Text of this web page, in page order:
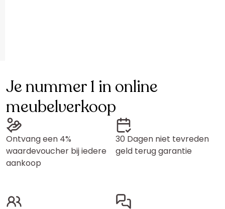
Je nummer 1 in online
meubelverkoop
Ontvang een 4%
waardevoucher bij iedere
aankoop
30 Dagen niet tevreden
geld terug garantie